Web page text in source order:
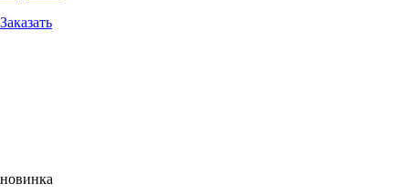
Заказать
новинка